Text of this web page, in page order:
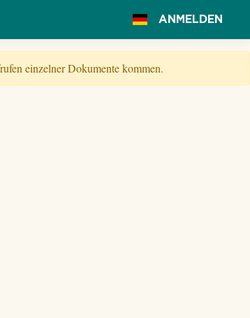
ANMELDEN
einzelner Dokumente kommen.